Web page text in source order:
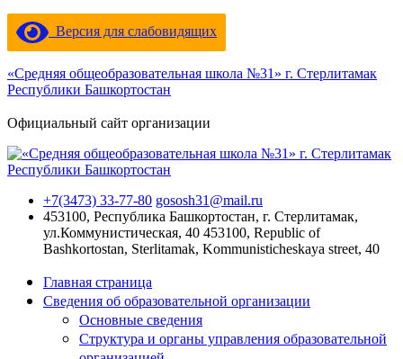
Версия для слабовидящих
«Средняя общеобразовательная школа №31» г. Стерлитамак
Республики Башкортостан
Официальный сайт организации
+7(3473) 33-77-80 gososh31@mail.ru
453100, Республика Башкортостан, г. Стерлитамак,
ул.Коммунистическая, 40 453100, Republic of
Bashkortostan, Sterlitamak, Kommunisticheskaya street, 40
Главная страница
Сведения об образовательной организации
Основные сведения
Структура и органы управления образовательной